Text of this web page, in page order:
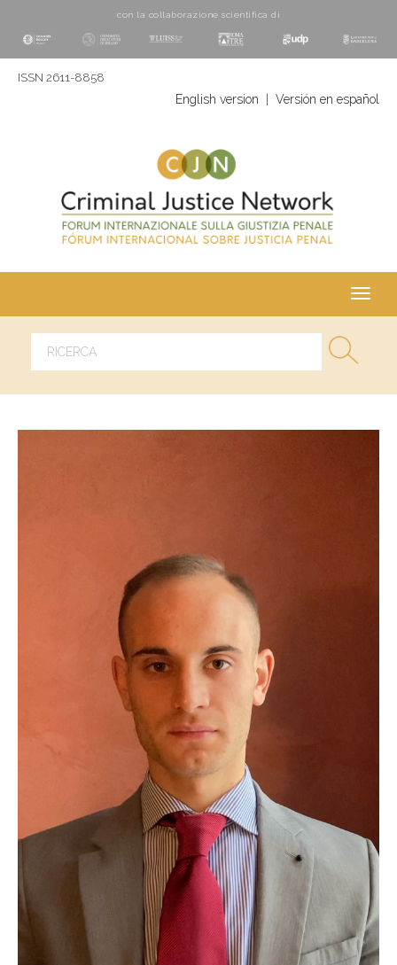
con la collaborazione scientifica di
ISSN 2611-8858
English version Versión en español